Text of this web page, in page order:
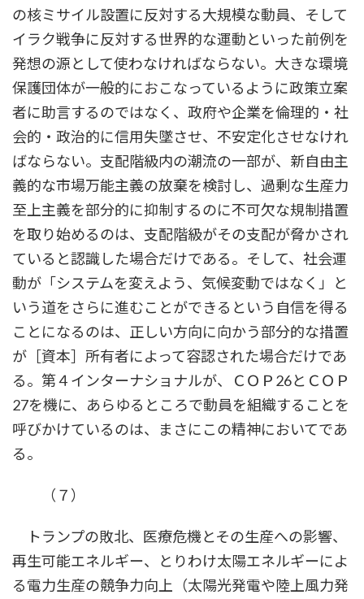
の核ミサイル設置に反対する大規模な動員、そして
イラク戦争に反対する世界的な運動といった前例を
発想の源として使わなければならない。大きな環境
保護団体が一般的におこなっているように政策立案
者に助言するのではなく、政府や企業を倫理的・社
会的・政治的に信用失墜させ、不安定化させなけれ
ばならない。支配階級内の潮流の一部が、新自由主
義的な市場万能主義の放棄を検討し、過剰な生産力
至上主義を部分的に抑制するのに不可欠な規制措置
を取り始めるのは、支配階級がその支配が脅かされ
ていると認識した場合だけである。そして、社会運
動が「システムを変えよう、気候変動ではなく」と
いう道をさらに進むことができるという自信を得る
ことになるのは、正しい方向に向かう部分的な措置
が［資本］所有者によって容認された場合だけであ
る。第４インターナショナルが、ＣＯＰ26とＣＯＰ
27を機に、あらゆるところで動員を組織することを
呼びかけているのは、まさにこの精神においてであ
る。
（７）
トランプの敗北、医療危機とその生産への影響、
再生可能エネルギー、とりわけ太陽エネルギーによ
る電力生産の競争力向上（太陽光発電や陸上風力発